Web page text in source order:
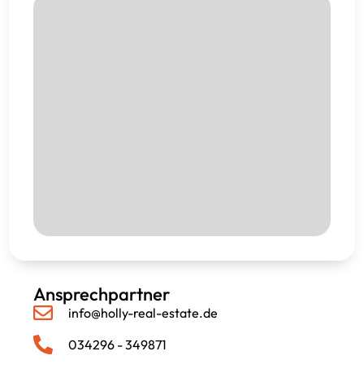
Ansprechpartner
info@holly-real-estate.de
034296 - 349871